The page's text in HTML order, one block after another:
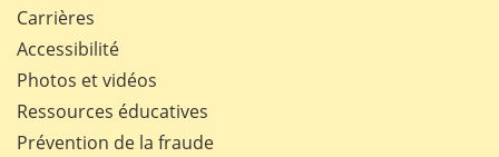
Carrières
Accessibilité
Photos et vidéos
Ressources éducatives
Prévention de la fraude